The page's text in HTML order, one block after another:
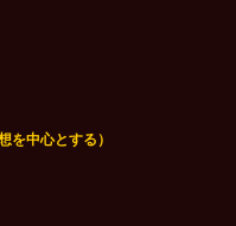
を中心とする）